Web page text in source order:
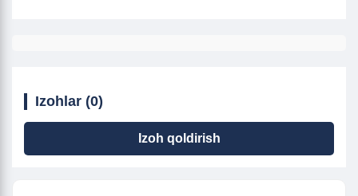
Izohlar (0)
Izoh qoldirish